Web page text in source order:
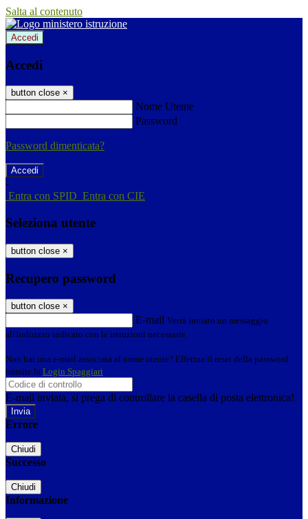
Salta al contenuto
Accedi
Accedi
button close ×
Nome Utente
Password
Password dimenticata?
-
Entra con SPID Entra con CIE
Seleziona utente
button close ×
Recupero password
button close ×
E-mail Verrà inviato un messaggio
all'indirizzo indicato con le istruzioni necessarie.
Non hai una e-mail associata al nome utente? Effettua il reset della password
tramite la Login Spaggiari
E-mail inviata, si prega di controllare la casella di posta elettronica!
Errore
Chiudi
Successo
Chiudi
Informazione